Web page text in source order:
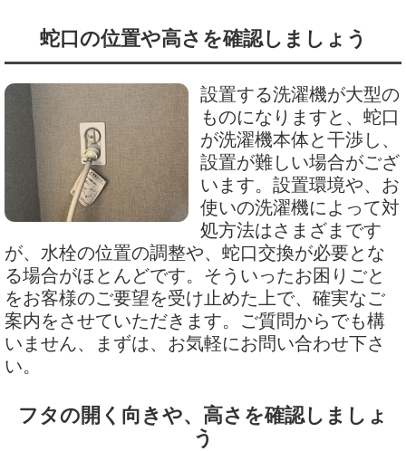
蛇口の位置や高さを確認しましょう
設置する洗濯機が大型の
ものになりますと、蛇口
が洗濯機本体と干渉し、
設置が難しい場合がござ
います。設置環境や、お
使いの洗濯機によって対
処方法はさまざまです
が、水栓の位置の調整や、蛇口交換が必要とな
る場合がほとんどです。そういったお困りごと
をお客様のご要望を受け止めた上で、確実なご
案内をさせていただきます。ご質問からでも構
いません、まずは、お気軽にお問い合わせ下さ
い。
フタの開く向きや、高さを確認しましょ
う